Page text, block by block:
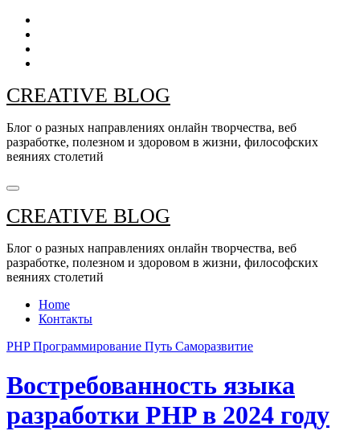
Перейти
содержанию
CREATIVE BLOG
Блог о разных направлениях онлайн творчества, веб
разработке, полезном и здоровом в жизни, философских
веяниях столетий
CREATIVE BLOG
Блог о разных направлениях онлайн творчества, веб
разработке, полезном и здоровом в жизни, философских
веяниях столетий
Home
Контакты
PHPПрограммирование Путь Саморазвитие
Востребованность языка
разработки PHP в 2024 году